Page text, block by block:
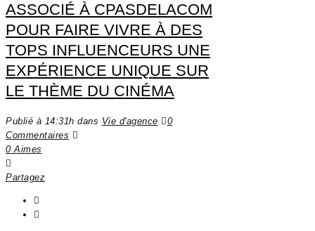
ASSOCIÉ À CPASDELACOM
POUR FAIRE VIVRE À DES
TOPS INFLUENCEURS UNE
EXPÉRIENCE UNIQUE SUR
LE THÈME DU CINÉMA
Publié à 14:31h dans Vie d'agence
0
Commentaires
0Aimes
Partagez